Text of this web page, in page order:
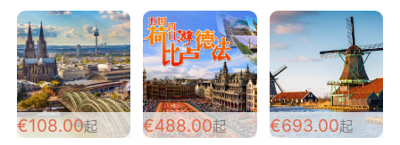
€108.00起 €488.00起 €693.00起